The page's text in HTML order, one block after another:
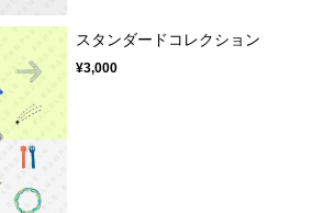
スタンダードコレクション
¥3,000